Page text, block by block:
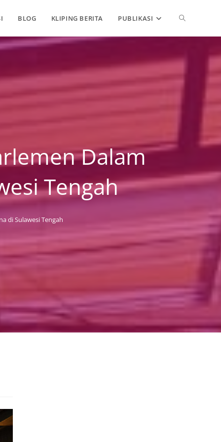
BLOG KLIPING BERITA PUBLIKASI TOGGLE
Dalam
Tengah
di Sulawesi Tengah